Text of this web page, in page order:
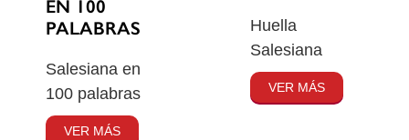
EN 100
PALABRAS
Salesiana en
100 palabras
VER MÁS
Huella
Salesiana
VER MÁS